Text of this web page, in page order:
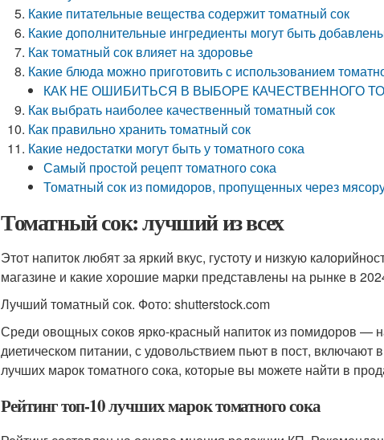
Какие питательные вещества содержит томатный сок
Какие дополнительные ингредиенты могут быть
Как томатный сок влияет на здоровье
Какие блюда можно приготовить с использованием
КАК НЕ ОШИБИТЬСЯ В ВЫБОРЕ КАЧЕСТВЕННОГО
Как выбрать наиболее качественный томатный сок
Как правильно хранить томатный сок
Какие недостатки могут быть у томатного сока
Самый простой рецепт томатного сока
Томатный сок из помидоров, пропущенных через
Томатный сок: лучший из всех
Этот напиток любят за яркий вкус, густоту и низкую
магазине и какие хорошие марки представлены на рынке в
Лучший томатный сок. Фото: shutterstock.com
Среди овощных соков ярко-красный напиток из помидоров —
диетическом питании, с удовольствием пьют в пост,
лучших марок томатного сока, которые вы можете найти в
Рейтинг топ-10 лучших марок томатного сока